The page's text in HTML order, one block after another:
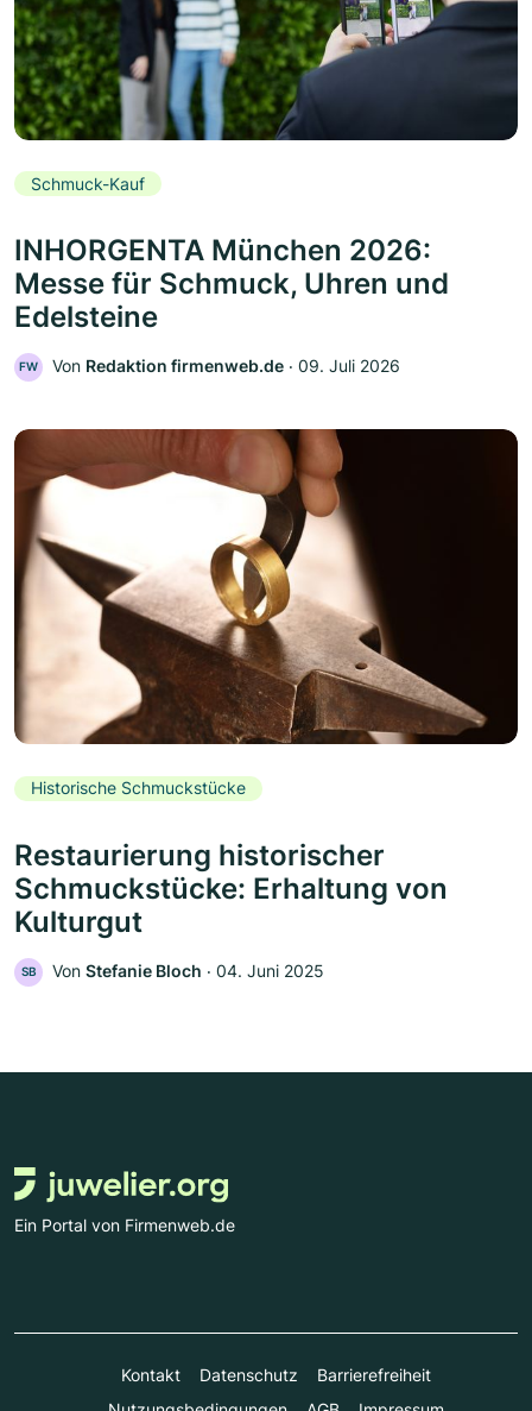
Schmuck-Kauf
INHORGENTA München 2026:
Messe für Schmuck, Uhren und
Edelsteine
FW Von Redaktion firmenweb.de ‧ 09. Juli 2026
Historische Schmuckstücke
Restaurierung historischer
Schmuckstücke: Erhaltung von
Kulturgut
SB Von Stefanie Bloch ‧ 04. Juni 2025
Ein Portal von Firmenweb.de
Kontakt Datenschutz
Barrierefreiheit